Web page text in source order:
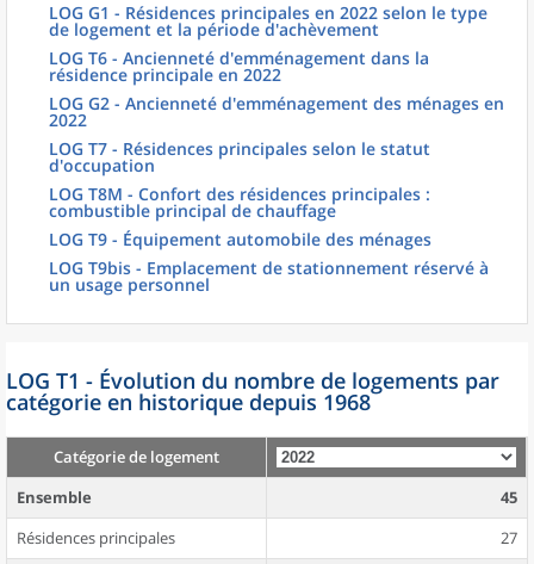
LOG G1 - Résidences principales en 2022 selon le type
de logement et la période d'achèvement
LOG T6 - Ancienneté d'emménagement dans la
résidence principale en 2022
LOG G2 - Ancienneté d'emménagement des ménages en
2022
LOG T7 - Résidences principales selon le statut
d'occupation
LOG T8M - Confort des résidences principales :
combustible principal de chauffage
LOG T9 - Équipement automobile des ménages
LOG T9bis - Emplacement de stationnement réservé à
un usage personnel
LOG T1 - Évolution du nombre de logements par
catégorie en historique depuis 1968
Catégorie de logement
Ensemble
45
Résidences principales
27